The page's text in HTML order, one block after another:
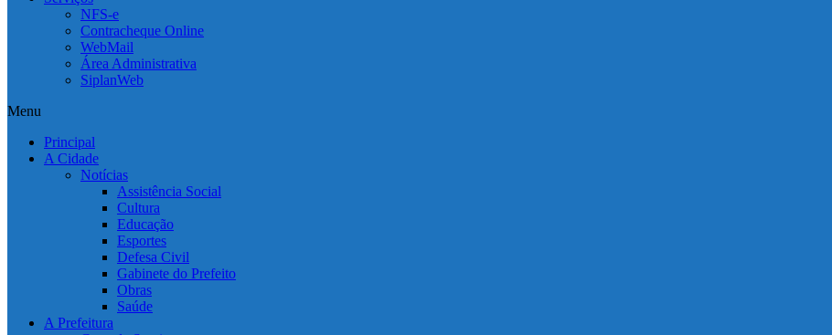
NFS-e
Contracheque Online
WebMail
Área Administrativa
SiplanWeb
Menu
Principal
A Cidade
Notícias
Assistência Social
Cultura
Educação
Esportes
Defesa Civil
Gabinete do Prefeito
Obras
Saúde
A Prefeitura